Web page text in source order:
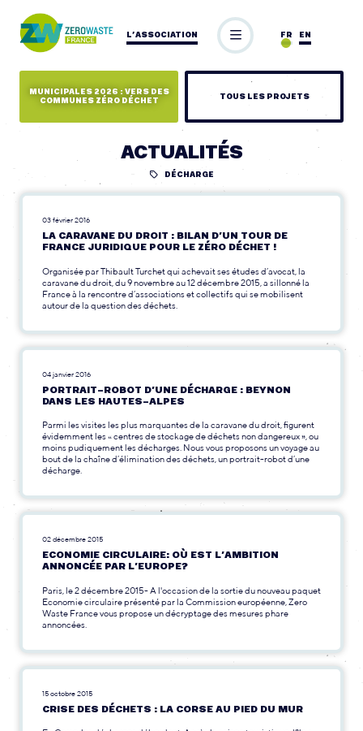
L’ASSOCIATION EN
FR
MUNICIPALES 2026 : VERS DES
COMMUNES ZÉRO DÉCHET
TOUS LES PROJETS
ACTUALITÉS
DÉCHARGE
03 février 2016
LA CARAVANE DU DROIT : BILAN D’UN TOUR DE
FRANCE JURIDIQUE POUR LE ZÉRO DÉCHET !
Organisée par Thibault Turchet qui achevait ses études d’avocat, la
caravane du droit, du 9 novembre au 12 décembre 2015, a sillonné la
France à la rencontre d’associations et collectifs qui se mobilisent
autour de la question des déchets.
04 janvier 2016
PORTRAIT-ROBOT D’UNE DÉCHARGE : BEYNON
DANS LES HAUTES-ALPES
Parmi les visites les plus marquantes de la caravane du droit, figurent
évidemment les « centres de stockage de déchets non dangereux », ou
moins pudiquement les décharges. Nous vous proposons un voyage au
bout de la chaîne d’élimination des déchets, un portrait-robot d’une
décharge.
02 décembre 2015
ECONOMIE CIRCULAIRE: OÙ EST L’AMBITION
ANNONCÉE PAR L’EUROPE?
Paris, le 2 décembre 2015- A l'occasion de la sortie du nouveau paquet
Economie circulaire présenté par la Commission européenne, Zero
Waste France vous propose un décryptage des mesures phare
annoncées.
15 octobre 2015
CRISE DES DÉCHETS : LA CORSE AU PIED DU MUR